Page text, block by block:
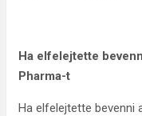
Ha elfelejtette
Pharma-t
Ha elfelejtette bevenni